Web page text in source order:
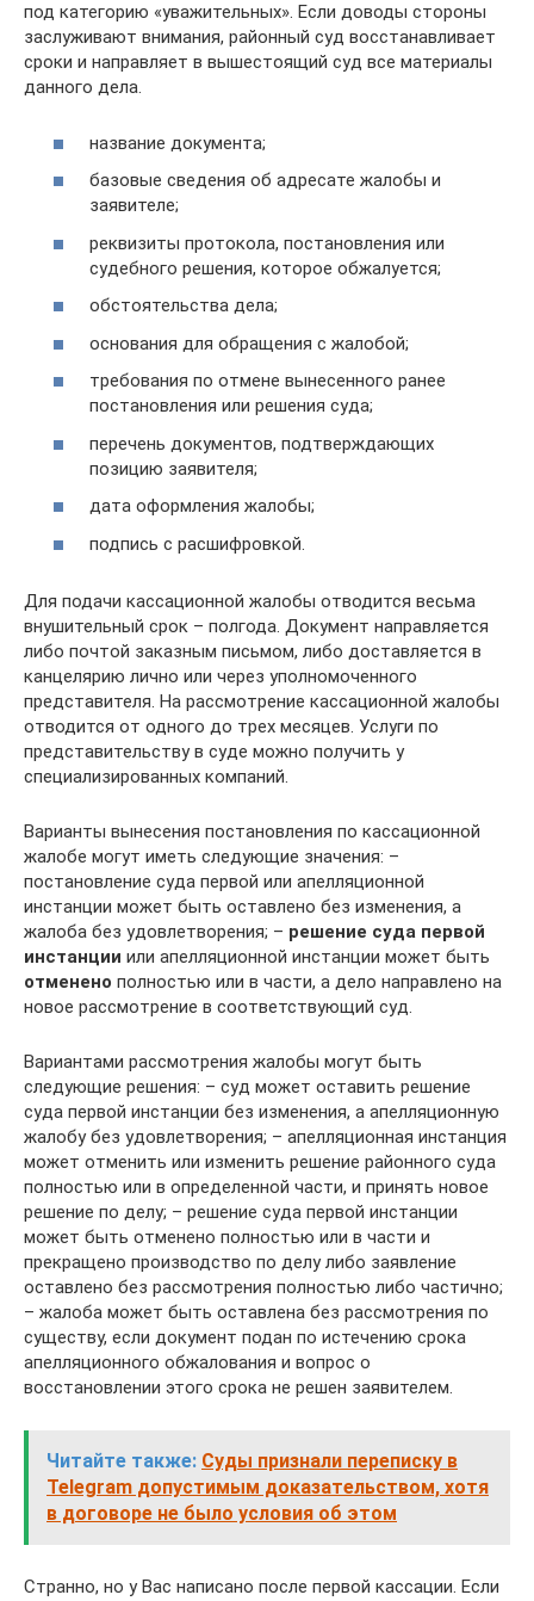
под категорию «уважительных». Если доводы стороны
заслуживают внимания, районный суд восстанавливает
сроки и направляет в вышестоящий суд все материалы
данного дела.
название документа;
базовые сведения об адресате жалобы и
заявителе;
реквизиты протокола, постановления или
судебного решения, которое обжалуется;
обстоятельства дела;
основания для обращения с жалобой;
требования по отмене вынесенного ранее
постановления или решения суда;
перечень документов, подтверждающих
позицию заявителя;
дата оформления жалобы;
подпись с расшифровкой.
Для подачи кассационной жалобы отводится весьма
внушительный срок – полгода. Документ направляется
либо почтой заказным письмом, либо доставляется в
канцелярию лично или через уполномоченного
представителя. На рассмотрение кассационной жалобы
отводится от одного до трех месяцев. Услуги по
представительству в суде можно получить у
специализированных компаний.
Варианты вынесения постановления по кассационной
жалобе могут иметь следующие значения: –
постановление суда первой или апелляционной
инстанции может быть оставлено без изменения, а
жалоба без удовлетворения; – решение суда первой
инстанции или апелляционной инстанции может быть
отменено полностью или в части, а дело направлено на
новое рассмотрение в соответствующий суд.
Вариантами рассмотрения жалобы могут быть
следующие решения: – суд может оставить решение
суда первой инстанции без изменения, а апелляционную
жалобу без удовлетворения; – апелляционная инстанция
может отменить или изменить решение районного суда
полностью или в определенной части, и принять новое
решение по делу; – решение суда первой инстанции
может быть отменено полностью или в части и
прекращено производство по делу либо заявление
оставлено без рассмотрения полностью либо частично;
– жалоба может быть оставлена без рассмотрения по
существу, если документ подан по истечению срока
апелляционного обжалования и вопрос о
восстановлении этого срока не решен заявителем.
Читайте также: Суды признали переписку в
Telegram допустимым доказательством, хотя
в договоре не было условия об этом
Странно, но у Вас написано после первой кассации. Если